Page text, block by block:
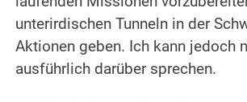
unterirdischen Tunneln in der
Aktionen geben. Ich kann jedoch
ausführlich darüber sprechen.